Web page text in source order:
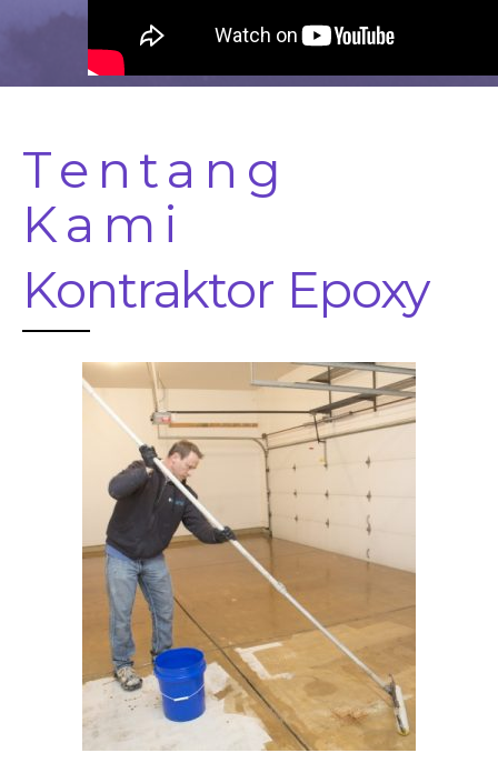
Tentang
Kami
Kontraktor Epoxy